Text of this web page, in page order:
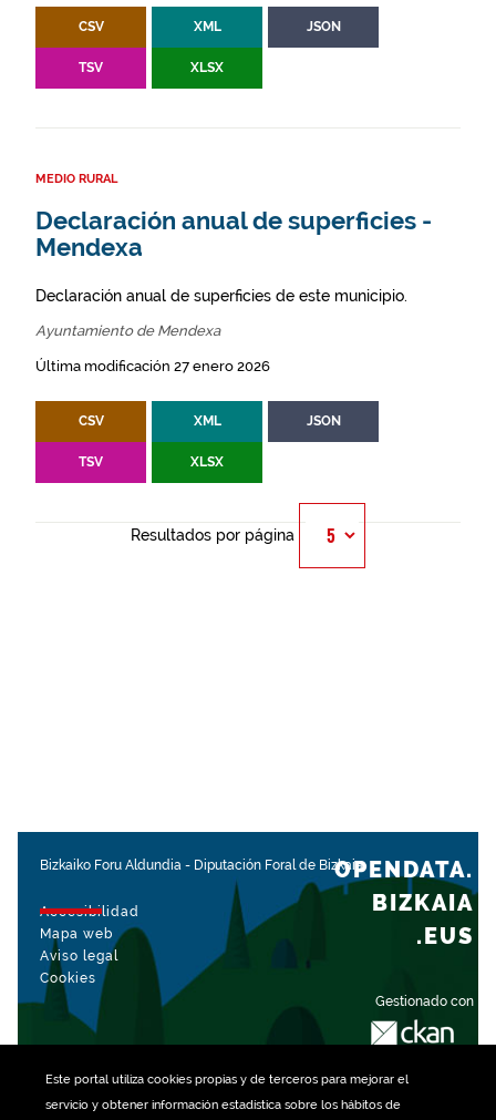
Este portal utiliza cookiespropias y de terceros para mejorar el
servicio y obtener información estadística sobre los hábitos de
CSV XML JSON
TSV XLSX
MEDIO RURAL
Declaración anual de superficies -
Mendexa
Declaración anual de superficies de este municipio.
Ayuntamiento de Mendexa
Última modificación 27 enero 2026
CSV XML JSON
TSV XLSX
Resultados por página
Bizkaiko Foru Aldundia - Diputación Foral de Bizkaia
Accesibilidad
Mapa web
Aviso legal
Cookies
Gestionado con
OPENDATA.
BIZKAIA
.EUS